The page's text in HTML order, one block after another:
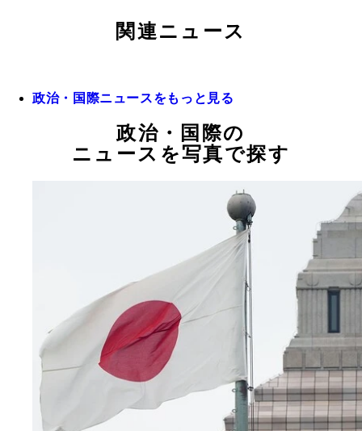
関連ニュース
政治・国際ニュースをもっと見る
政治・国際の
ニュースを写真で探す